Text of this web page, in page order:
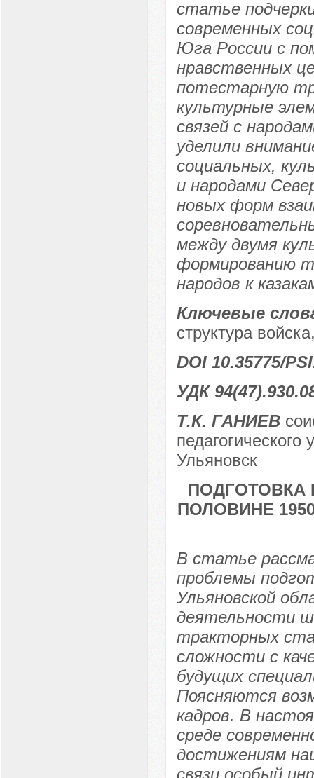
статье
современных
Юга России с
нравственных
потестарную
культурные
связей с
уделили
социальных,
и народами
новых форм
между двумя
формированию
народов к
Ключевые
структура
DOI 10.35775/
УДК
Т.К. ГАНИЕВ
Ульяновск
ПОДГОТОВКА
ПОЛОВИНЕ
В статье
проблемы
Ульяновской
деятельности
тракторных
сложности с
будущих
Поясняются
кадров. В
среде
достижениям